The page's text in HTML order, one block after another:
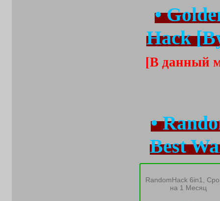
•
Hack
[В данный
•
Best
RandomHack 6in1,
на 1 Месяц